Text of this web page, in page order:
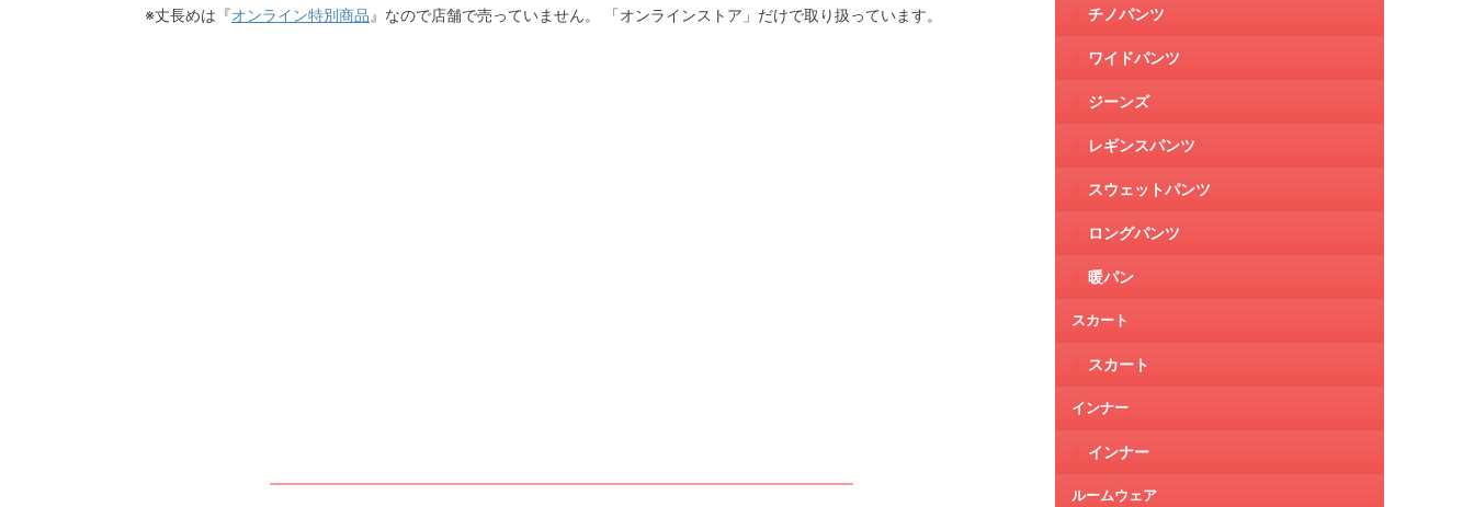
※丈長めは『オンライン特別商品 』なので店舗で売っていません。 「オンラインストア」だけで取り扱っています。 チノパンツ
ワイドパンツ
ジーンズ
レギンスパンツ
スウェットパンツ
ロングパンツ
暖パン
スカート
スカート
インナー
インナー
ルームウェア